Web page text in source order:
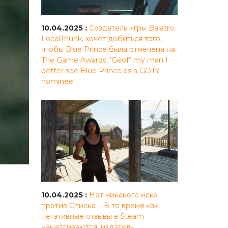
10.04.2025 : Создатель игры Balatro,
LocalThunk, хочет добиться того,
чтобы Blue Prince была отмечена на
The Game Awards: 'Geoff my man I
better see Blue Prince as a GOTY
nominee'
10.04.2025 : Нет никакого иска
против Списка I: В то время как
негативные отзывы в Steam